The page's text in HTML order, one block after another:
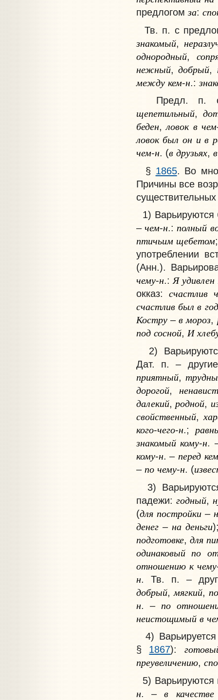
предлогомза:
Тв. п. с
знакомый,
однородный,
нежный,добрый
между кем-н.:
Предл. п. с
щепетильный,
беден,ловок в чем
ловок был он и в
чем-н. (в друзьях, в
§ 1865. Во
Причины все
1)
– чем-н.: полный
птичьим щебетом
употреблении
(Анн.).
чему-н.: Я удивлен
окказ:счастлив
счастлив был в
Костру–в мороз,
под сосной, И
2)
Дат. п. –
приятный,
дорогой,
далекий, родной,
свойственный,
кого-чего-н.;
знакомый кому-н.
кому-н. – перед кем
– по чему-н. (
3)
падежи: годный,
(для постройки–
денег– на деньги
подготовке, для
одинаковый по
отношению к чему
н. Тв. п. –
добрый,мягкий,
н. – по
неистощимый в
4)
§ 1867):
преувеличению,
5)
н. –в качестве